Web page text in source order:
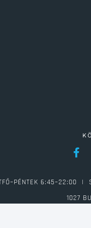
6:45–22:00 |
1027